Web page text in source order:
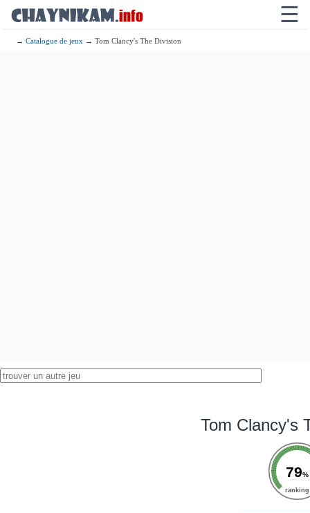
☰
→Catalogue de jeux → Tom Clancy's The Division
Tom Clancy's
79%
ranking